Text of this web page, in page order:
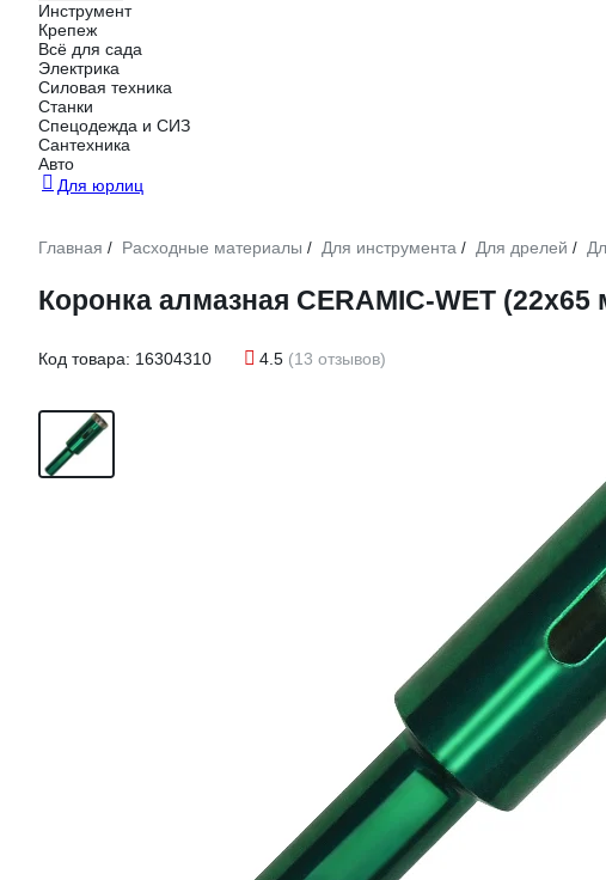
Инструмент
Крепеж
Всё для сада
Электрика
Силовая техника
Станки
Спецодежда и СИЗ
Сантехника
Авто
Для юрлиц
Главная / Расходные материалы / Для инструмента / Для дрелей /
Коронка алмазная CERAMIC-WET
Код товара: 16304310 4.5 (13 отзывов)